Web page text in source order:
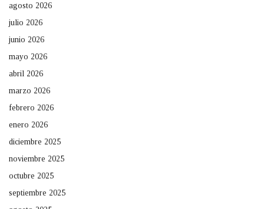
agosto 2026
julio 2026
junio 2026
mayo 2026
abril 2026
marzo 2026
febrero 2026
enero 2026
diciembre 2025
noviembre 2025
octubre 2025
septiembre 2025